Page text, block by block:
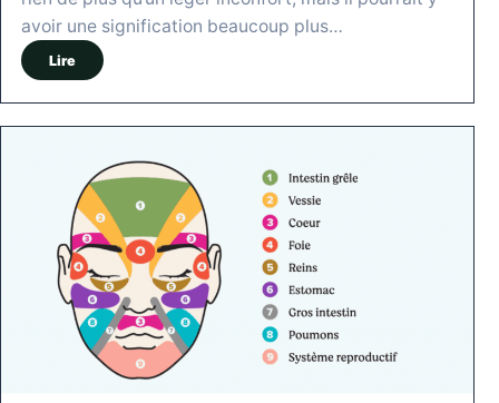
avoir une signification beaucoup plus…
Lire